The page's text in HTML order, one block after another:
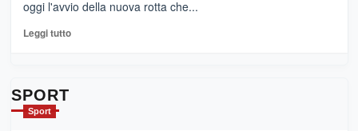
pronti
per
oggi l'avvio della nuova rotta che...
Leggi tuttoLeggi
SPORT
Sport